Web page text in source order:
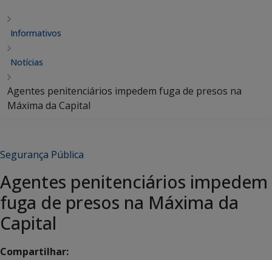
Informativos
Notícias
Agentes penitenciários impedem fuga de presos na
Máxima da Capital
Segurança Pública
Agentes penitenciários impedem
fuga de presos na Máxima da
Capital
Compartilhar: